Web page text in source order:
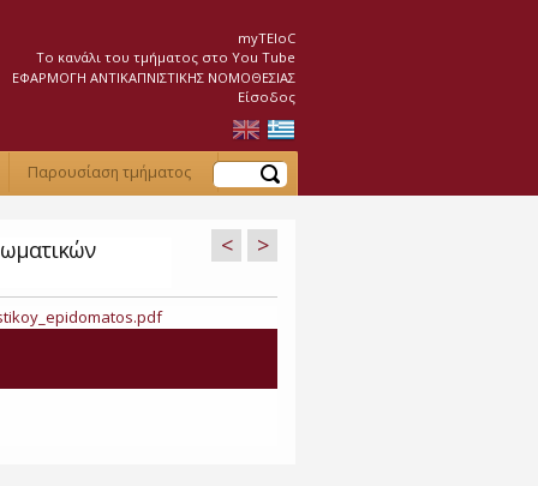
myTEIoC
Το κανάλι του τμήματος στο You Tube
ΕΦΑΡΜΟΓΗ ΑΝΤΙΚΑΠΝΙΣΤΙΚΗΣ ΝΟΜΟΘΕΣΙΑΣ
Είσοδος
Παρουσίαση τμήματος Αναζήτηση
< >